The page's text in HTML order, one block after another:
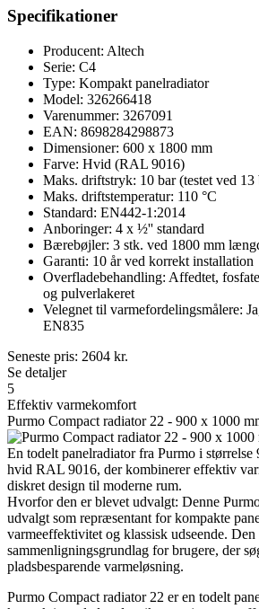
Specifikationer
Producent: Altech
Serie: C4
Type: Kompakt panelradiator
Model: 326266418
Varenummer: 3267091
EAN: 8698284298873
Dimensioner: 600 x 1800 mm
Farve: Hvid (RAL 9016)
Maks. driftstryk: 10 bar (testet ved 13
Maks. driftstemperatur: 110 °C
Standard: EN442-1:2014
Anboringer: 4 x ½'' standard
Bærebøjler: 3 stk. ved 1800 mm
Garanti: 10 år ved korrekt installation
Overfladebehandling: Affedtet,
og pulverlakeret
Velegnet til varmefordelingsmålere:
EN835
Seneste pris: 2604 kr.
Se detaljer
5
Effektiv varmekomfort
Purmo Compact radiator 22 - 900 x 1000
En todelt panelradiator fra Purmo i
hvid RAL 9016, der kombinerer effektiv
diskret design til moderne rum.
Hvorfor den er blevet udvalgt: Denne
udvalgt som repræsentant for kompakte
varmeeffektivitet og klassisk udseende.
sammenligningsgrundlag for brugere, der
pladsbesparende varmeløsning.
Purmo Compact radiator 22 er en todelt